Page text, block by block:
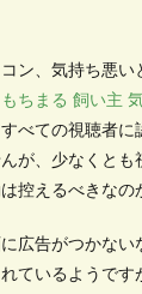
ン、気持ち悪い
もちまる 飼い主
べての視聴者に
が、少なくと
控えるべきなの
広告がつかない
ているようです